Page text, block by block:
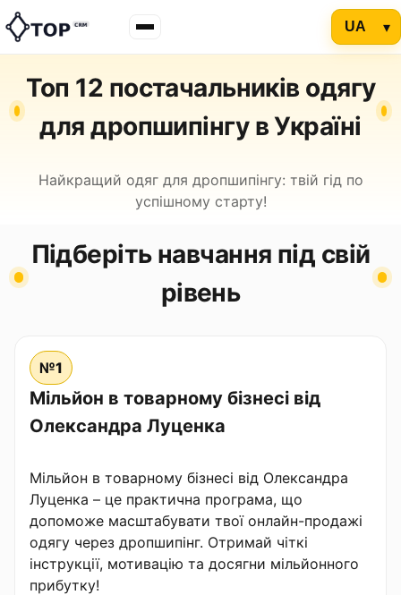
Топ 12 постачальників одягу
для дропшипінгу в Україні
Найкращий одяг для дропшипінгу: твій гід по
успішному старту!
Підберіть навчання під свій
рівень
№1
Мільйон в товарному бізнесі від
Олександра Луценка
Мільйон в товарному бізнесі від Олександра
Луценка – це практична програма, що
допоможе масштабувати твої онлайн-продажі
одягу через дропшипінг. Отримай чіткі
інструкції, мотивацію та досягни мільйонного
прибутку!